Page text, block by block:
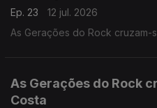
Ep. 23
12 jul. 2026
As Gerações do Rock cruzam-
As Gerações do Rock
Costa